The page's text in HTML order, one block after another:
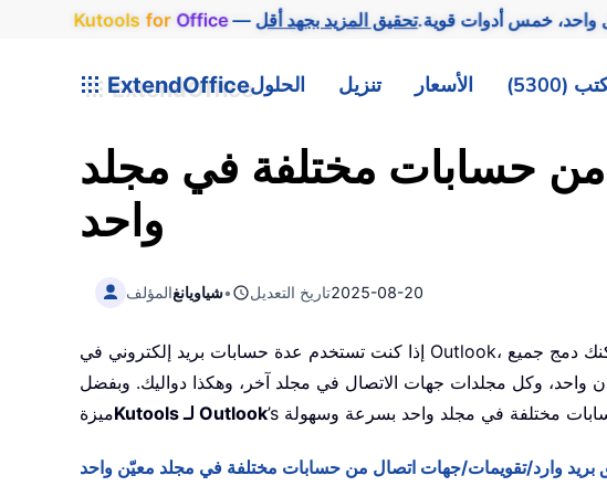
Kutools for Office واحد، خمس أدوات قوية.
ExtendOfficeالحلول تنزيل الأسعار (5300)
حسابات مختلفة في مجلد
واحد
المؤلفشياويانغ• تاريخ التعديل2025-08-20
إذا كنت تستخدم عدة حسابات بريد إلكتروني في Outlook، فقد يصبح إدارة الرسائل وجهات الاتصال والعناصر الأخرى بشكل منفصل أمرًا معقدًا. في هذه الحالة، يمكنك دمج جميع
واحد، وكل مجلدات جهات الاتصال في مجلد آخر، وهكذا دواليك. وبفضل
ميزة
Kutools لـ Outlook’s
بريد وارد/تقويمات/جهات اتصال من حسابات مختلفة في مجلد معيّن واحد